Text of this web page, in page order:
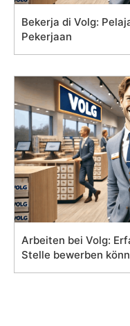
Bekerja di Volg:
Pekerjaan
Arbeiten bei Volg:
Stelle bewerben